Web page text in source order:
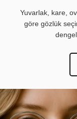
Yuvarlak, kare,
göre gözlük